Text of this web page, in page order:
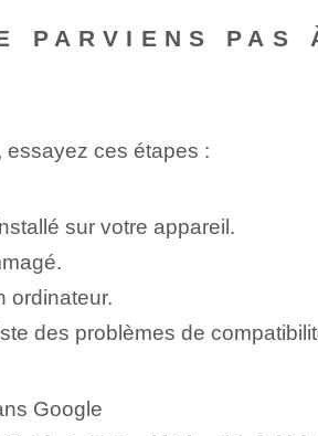
PAS
essayez ces étapes :
sur votre appareil.
ordinateur.
des problèmes de
Google